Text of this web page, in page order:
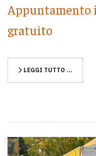
Appuntamento
gratuito
LEGGI TUTTO …